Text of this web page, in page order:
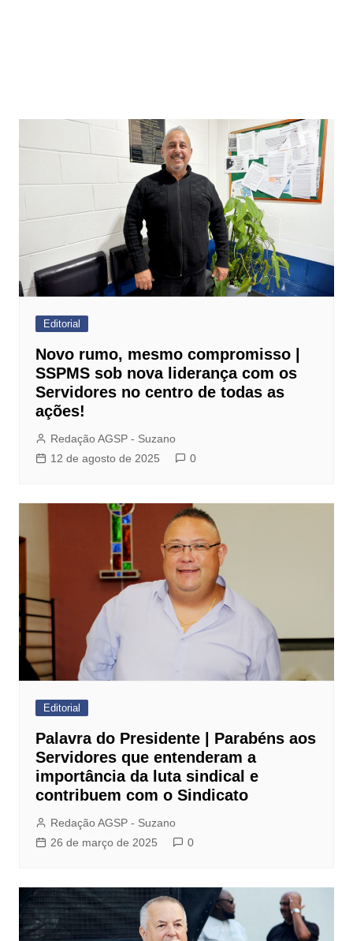
Editorial
Novo rumo, mesmo compromisso |
SSPMS sob nova liderança com os
Servidores no centro de todas as
ações!
Redação AGSP - Suzano
12 de agosto de 2025
0
Editorial
Palavra do Presidente | Parabéns aos
Servidores que entenderam a
importância da luta sindical e
contribuem com o Sindicato
Redação AGSP - Suzano
26 de março de 2025
0